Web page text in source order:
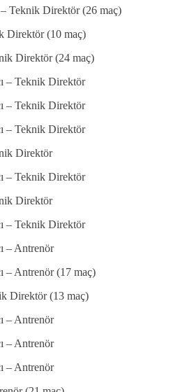
Teknik Direktör (26 maç)
Direktör (10 maç)
Direktör (24 maç)
– Teknik Direktör
– Teknik Direktör
– Teknik Direktör
Direktör
– Teknik Direktör
Direktör
– Teknik Direktör
– Antrenör
– Antrenör (17 maç)
Direktör (13 maç)
– Antrenör
– Antrenör
– Antrenör